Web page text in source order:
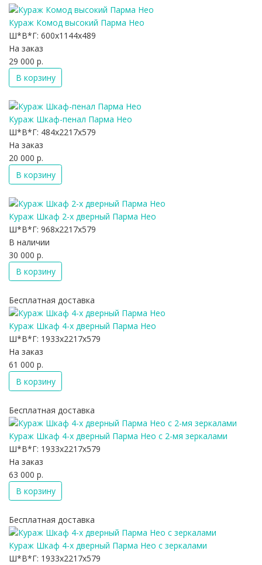
Кураж Комод высокий Парма Нео
Ш*В*Г: 600x1144x489
На заказ
29 000 р.
В корзину
Кураж Шкаф-пенал Парма Нео
Ш*В*Г: 484x2217x579
На заказ
20 000 р.
В корзину
Кураж Шкаф 2-х дверный Парма Нео
Ш*В*Г: 968x2217x579
В наличии
30 000 р.
В корзину
Бесплатная доставка
Кураж Шкаф 4-х дверный Парма Нео
Ш*В*Г: 1933x2217x579
На заказ
61 000 р.
В корзину
Бесплатная доставка
Кураж Шкаф 4-х дверный Парма Нео с 2-мя зеркалами
Ш*В*Г: 1933x2217x579
На заказ
63 000 р.
В корзину
Бесплатная доставка
Кураж Шкаф 4-х дверный Парма Нео с зеркалами
Ш*В*Г: 1933x2217x579